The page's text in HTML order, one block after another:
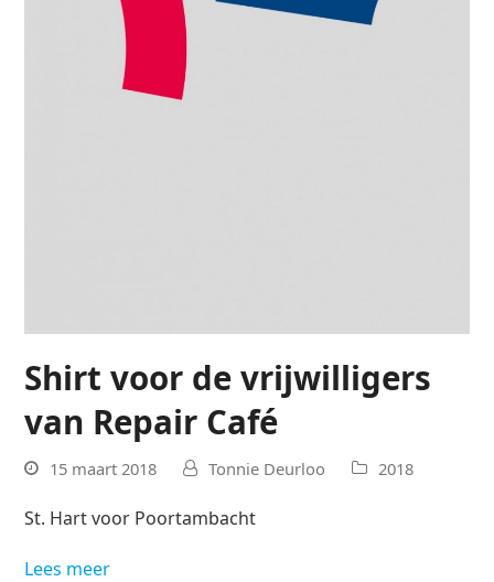
Shirt voor de vrijwilligers
van Repair Café
15 maart 2018 Tonnie Deurloo 2018
St. Hart voor Poortambacht
Lees meer